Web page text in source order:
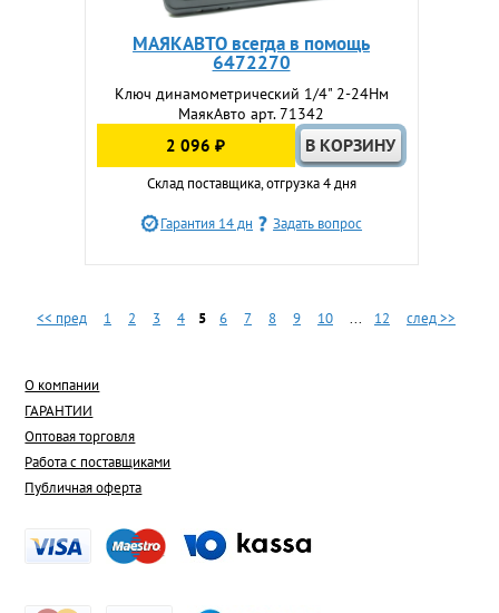
МАЯКАВТО всегда в помощь
6472270
Ключ динамометрический 1/4" 2-24Нм
МаякАвто арт. 71342
2 096 ₽
Склад поставщика, отгрузка 4 дня
Гарантия 14 дн Задать вопрос
<< пред 1 2 3 4 5 6 7 8 9 10 ... 12 след >>
О компании
ГАРАНТИИ
Оптовая торговля
Работа с поставщиками
Публичная оферта